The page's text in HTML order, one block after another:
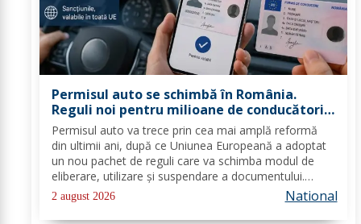
Permisul auto se schimbă în România.
Reguli noi pentru milioane de conducători
auto
Permisul auto va trece prin cea mai amplă reformă
din ultimii ani, după ce Uniunea Europeană a adoptat
un nou pachet de reguli care va schimba modul de
eliberare, utilizare și suspendare a documentului.
România va trebui să transpună noile prevederi în
legislația națională până în 2028, iar cele...
2 august 2026 National